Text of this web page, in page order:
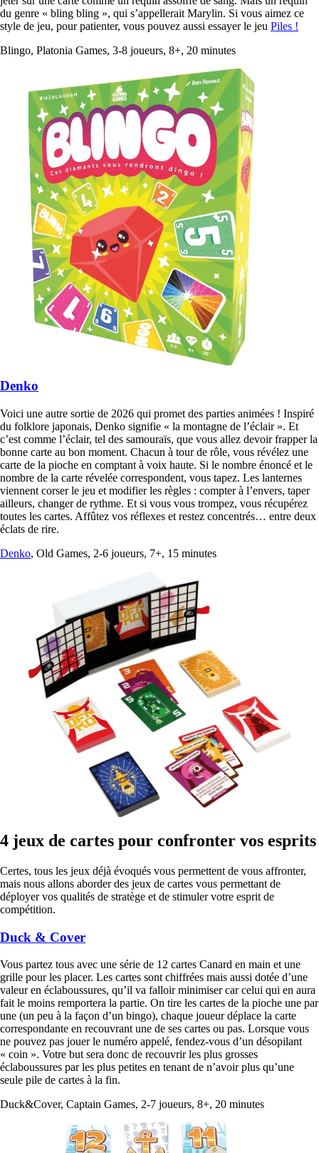
du genre « bling bling », qui s’appellerait Marylin. Si vous aimez ce
style de jeu, pour patienter, vous pouvez aussi essayer le jeu Piles !
Blingo, Platonia Games, 3-8 joueurs, 8+, 20 minutes
Denko
Voici une autre sortie de 2026 qui promet des parties animées ! Inspiré
du folklore japonais, Denko signifie « la montagne de l’éclair ». Et
c’est comme l’éclair, tel des samouraïs, que vous allez devoir frapper la
bonne carte au bon moment. Chacun à tour de rôle, vous révélez une
carte de la pioche en comptant à voix haute. Si le nombre énoncé et le
nombre de la carte révelée correspondent, vous tapez. Les lanternes
viennent corser le jeu et modifier les règles : compter à l’envers, taper
ailleurs, changer de rythme. Et si vous vous trompez, vous récupérez
toutes les cartes. Affûtez vos réflexes et restez concentrés… entre deux
éclats de rire.
Denko, Old Games, 2-6 joueurs, 7+, 15 minutes
4 jeux de cartes pour confronter vos esprits
Certes, tous les jeux déjà évoqués vous permettent de vous affronter,
mais nous allons aborder des jeux de cartes vous permettant de
déployer vos qualités de stratège et de stimuler votre esprit de
compétition.
Duck & Cover
Vous partez tous avec une série de 12 cartes Canard en main et une
grille pour les placer. Les cartes sont chiffrées mais aussi dotée d’une
valeur en éclaboussures, qu’il va falloir minimiser car celui qui en aura
fait le moins remportera la partie. On tire les cartes de la pioche une par
une (un peu à la façon d’un bingo), chaque joueur déplace la carte
correspondante en recouvrant une de ses cartes ou pas. Lorsque vous
ne pouvez pas jouer le numéro appelé, fendez-vous d’un désopilant
« coin ». Votre but sera donc de recouvrir les plus grosses
éclaboussures par les plus petites en tenant de n’avoir plus qu’une
seule pile de cartes à la fin.
Duck&Cover, Captain Games, 2-7 joueurs, 8+, 20 minutes